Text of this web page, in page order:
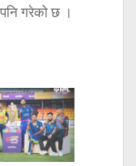
गरेको छ ।